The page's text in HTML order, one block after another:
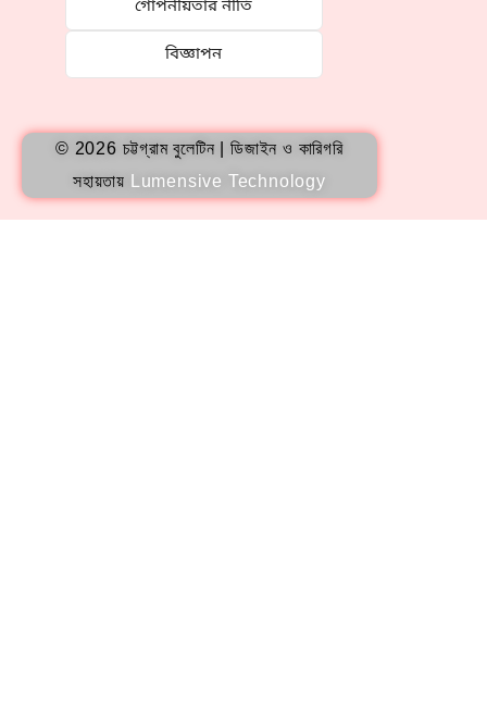
গোপনীয়তার নীতি
বিজ্ঞাপন
© 2026 চট্টগ্রাম বুলেটিন | ডিজাইন ও কারিগরি
সহায়তায়
Lumensive Technology